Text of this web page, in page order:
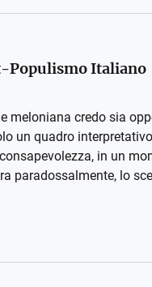
Populismo Italiano
meloniana credo sia
un quadro
in un
paradossalmente, lo